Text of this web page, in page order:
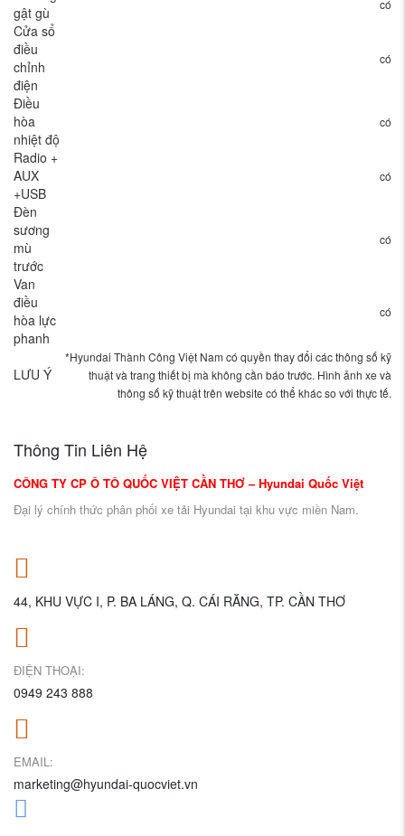
gật gù
có
Cửa sổ
điều
chỉnh
điện
có
Điều
hòa
nhiệt độ
có
Radio +
AUX
+USB
có
Đèn
sương
mù
trước
có
Van
điều
hòa lực
phanh
có
LƯU Ý
*Hyundai Thành Công Việt Nam có quyền thay đổi các thông số kỹ
thuật và trang thiết bị mà không cần báo trước. Hình ảnh xe và
thông số kỹ thuật trên website có thể khác so với thực tế.
Thông Tin Liên Hệ
CÔNG TY CP Ô TÔ QUỐC VIỆT CẦN THƠ – Hyundai Quốc Việt
Đại lý chính thức phân phối xe tải Hyundai tại khu vực miền Nam.
44, KHU VỰC I, P. BA LÁNG, Q. CÁI RĂNG, TP. CẦN THƠ
ĐIỆN THOẠI:
0949 243 888
EMAIL:
marketing@hyundai-quocviet.vn